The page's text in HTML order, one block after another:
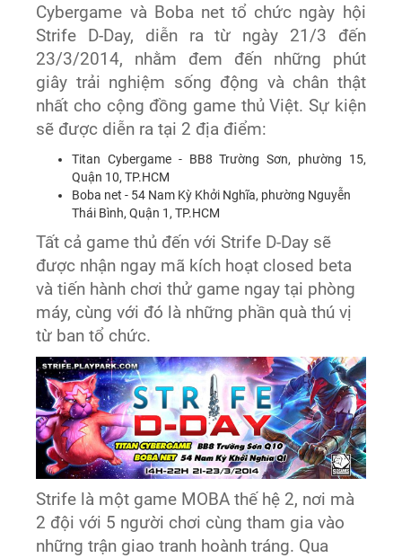
Cybergame và Boba net tổ chức ngày hội
Strife D-Day, diễn ra từ ngày 21/3 đến
23/3/2014, nhằm đem đến những phút
giây trải nghiệm sống động và chân thật
nhất cho cộng đồng game thủ Việt. Sự kiện
sẽ được diễn ra tại 2 địa điểm:
Titan Cybergame - BB8 Trường Sơn, phường 15,
Quận 10, TP.HCM
Boba net - 54 Nam Kỳ Khởi Nghĩa, phường Nguyễn
Thái Bình, Quận 1, TP.HCM
Tất cả game thủ đến với Strife D-Day sẽ
được nhận ngay mã kích hoạt closed beta
và tiến hành chơi thử game ngay tại phòng
máy, cùng với đó là những phần quà thú vị
từ ban tổ chức.
Strife là một game MOBA thế hệ 2, nơi mà
2 đội với 5 người chơi cùng tham gia vào
những trận giao tranh hoành tráng. Qua